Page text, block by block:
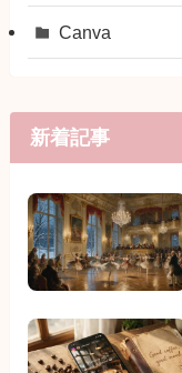
Canva
新着記事